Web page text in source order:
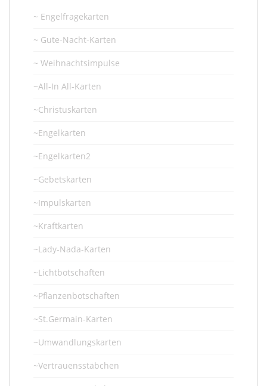
~ Engelfragekarten
~ Gute-Nacht-Karten
~ Weihnachtsimpulse
~All-In All-Karten
~Christuskarten
~Engelkarten
~Engelkarten2
~Gebetskarten
~Impulskarten
~Kraftkarten
~Lady-Nada-Karten
~Lichtbotschaften
~Pflanzenbotschaften
~St.Germain-Karten
~Umwandlungskarten
~Vertrauensstäbchen